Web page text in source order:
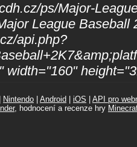
ps/Major-
League Baseball
api.php?
width="160"
Nintendo Android iOS
API pro
, hodnocení a recenze hry